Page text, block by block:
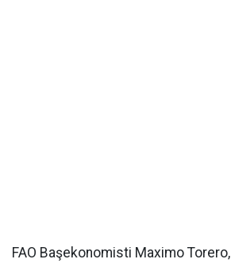
FAO Başekonomisti Maximo Torero,